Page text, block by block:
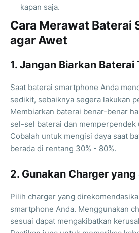
kapan saja.
Cara Merawat Baterai
agar Awet
1. Jangan Biarkan Baterai
Saat baterai smartphone Anda
sedikit, sebaiknya segera lakukan
Membiarkan baterai benar-benar
sel-sel baterai dan memperpendek
Cobalah untuk mengisi daya saat
berada di rentang 30% - 80%.
2. Gunakan Charger yang
Pilih charger yang
smartphone Anda. Menggunakan
sesuai dapat mengakibatkan